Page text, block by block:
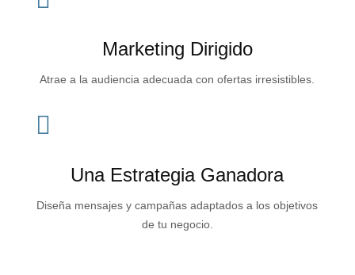
Marketing Dirigido
Atrae a la audiencia adecuada con ofertas irresistibles.

Una Estrategia Ganadora
Diseña mensajes y campañas adaptados a los objetivos
de tu negocio.